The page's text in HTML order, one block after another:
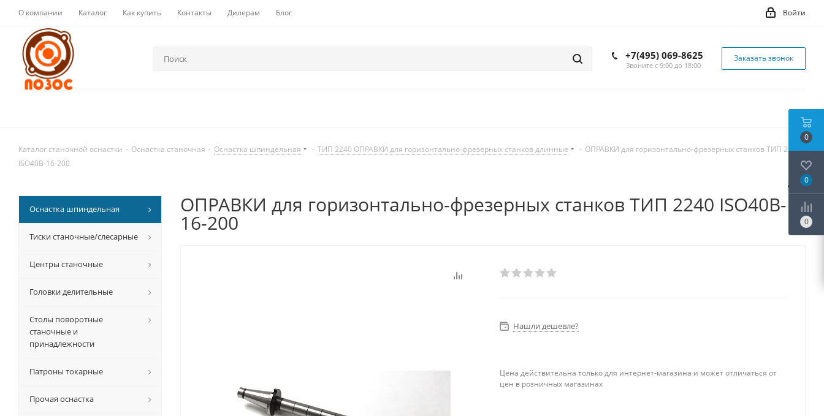
О компании Каталог Как купить Контакты Дилерам Блог Войти
+7(495) 069-8625
Звоните с 9:00 до 18:00
Заказать звонок
Каталог станочной оснастки - Оснастка станочная - Оснастка шпиндельная - ТИП 2240 ОПРАВКИ для горизонтально-фрезерных станков длинные - ОПРАВКИ для горизонтально-фрезерных станков ТИП 2240
ISO40B-16-200
ОПРАВКИ для горизонтально-фрезерных станков ТИП 2240 ISO40B-
16-200
Нашли дешевле?
Цена действительна только для интернет-магазина и может отличаться от
цен в розничных магазинах
Оснастка шпиндельная
Тиски станочные/слесарные
Центры станочные
Головки делительные
Столы поворотные
станочные и
принадлежности
Патроны токарные
Прочая оснастка
0
0
0